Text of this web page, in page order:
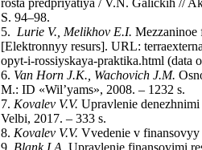
rosta predpriyatiya / V.N. Galickih //
S. 94–98.
5. Lurie V., Melikhov E.I. Mezzaninoe
[Elektronnyy resurs]. URL:
opyt-i-rossiyskaya-praktika.html (data
6. Van Horn J.K., Wachovich J.M.
M.: ID «Wil’yams», 2008. – 1232 s.
7. Kovalev V.V. Upravlenie denezhnimi
Velbi, 2017. – 333 s.
8. Kovalev V.V. Vvedenie v finansovyy